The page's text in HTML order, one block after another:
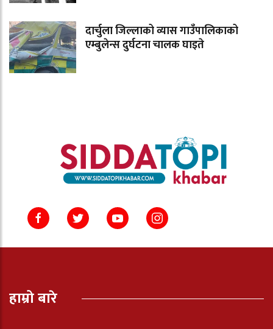
दार्चुला जिल्लाको व्यास गाउँपालिकाको
एम्बुलेन्स दुर्घटना चालक घाइते
हाम्रो बारे